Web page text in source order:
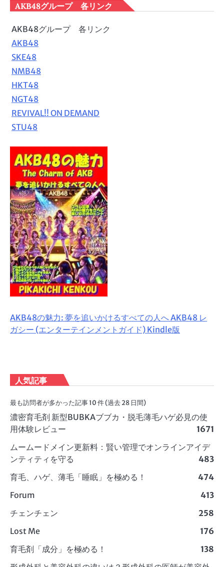
AKB48グループ 各リンク
AKB48グループ 各リンク
AKB48
SKE48
NMB48
HKT48
NGT48
REVIVAL!! ON DEMAND
STU48
AKB48の魅力: 夢を追いかけるすべての人へ AKB48 レ
ガシー (エンターテインメントガイド) Kindle版
人気記事
最も訪問者が多かった記事 10 件 (過去 28 日間)
濃密育毛剤 新型BUBKAブブカ・脱毛薄毛ハゲ必見の使
用体験レビュー
1671
ムームードメイン更新料：賢い管理でオンラインアイデ
ンティティを守る
483
育毛、ハゲ、薄毛「睡眠」を極める！
474
Forum
413
チェンチェン
258
Lost Me
176
育毛剤「成分」を極める！
138